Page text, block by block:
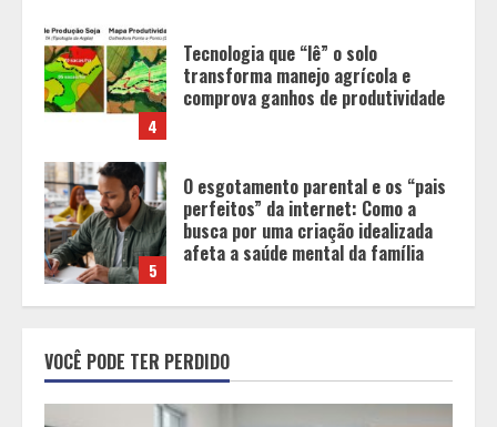
5
O esgotamento parental e os “pais
perfeitos” da internet: Como a
busca por uma criação idealizada
afeta a saúde mental da família
1
Tecnologia muda papel do
professor, que passa de
transmissor de conteúdo a
designer de experiências de
aprendizagem
2
garante 12 vagas para etapas
nacionais em segunda etapa do
JEMG, em Pará de Minas
VOCÊ PODE TER PERDIDO